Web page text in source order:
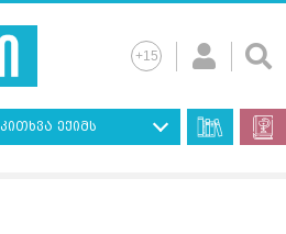
კითხვა ექიმს